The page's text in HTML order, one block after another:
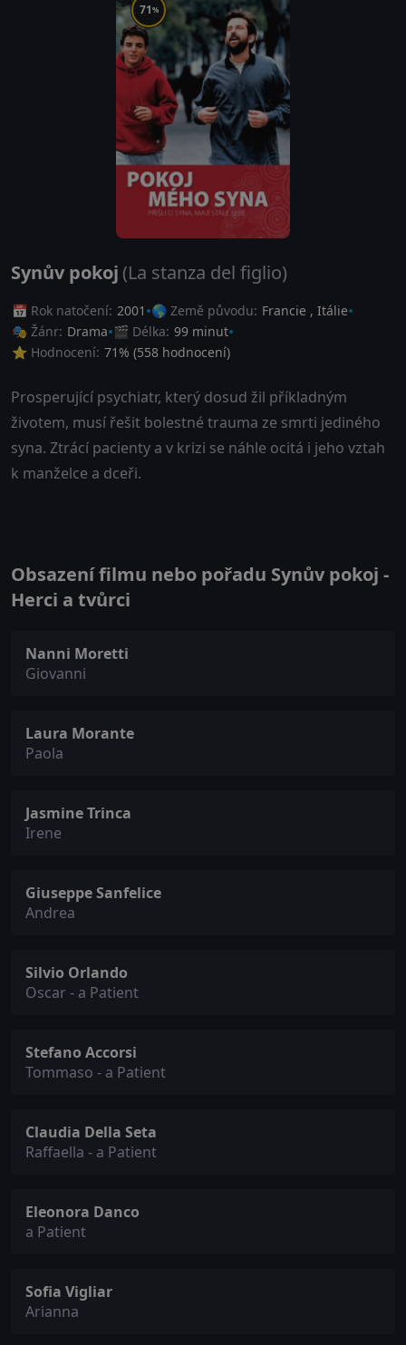
71%
Synův pokoj (La stanza del figlio)
📅 Rok natočení: 2001 🌎 Země původu: Francie , Itálie
🎭 Žánr: Drama 🎬 Délka: 99 minut
⭐ Hodnocení: 71% (558 hodnocení)
Prosperující psychiatr, který dosud žil příkladným
životem, musí řešit bolestné trauma ze smrti jediného
syna. Ztrácí pacienty a v krizi se náhle ocitá i jeho vztah
k manželce a dceři.
Obsazení filmu nebo pořadu Synův pokoj -
Herci a tvůrci
Nanni Moretti
Giovanni
Laura Morante
Paola
Jasmine Trinca
Irene
Giuseppe Sanfelice
Andrea
Silvio Orlando
Oscar - a Patient
Stefano Accorsi
Tommaso - a Patient
Claudia Della Seta
Raffaella - a Patient
Eleonora Danco
a Patient
Sofia Vigliar
Arianna